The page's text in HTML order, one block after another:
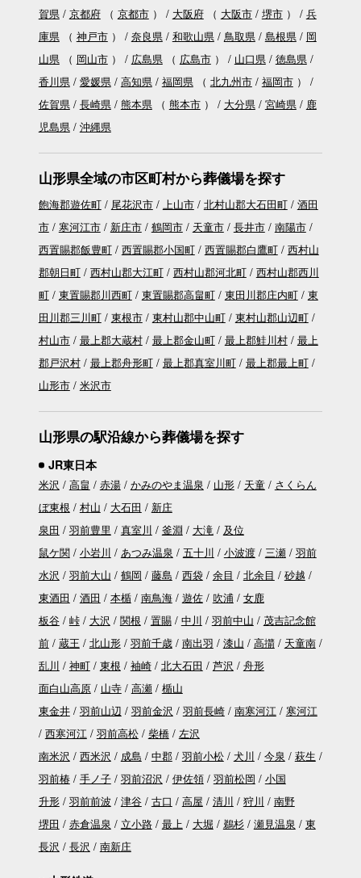
賀県
京都府（ 京都市） 大阪府（ 大阪市 堺市）
兵
庫県（ 神戸市） 奈良県 和歌山県 鳥取県 島根県
岡
山県（ 岡山市） 広島県（ 広島市） 山口県
徳島県
香川県
愛媛県 高知県 福岡県（ 北九州市 福岡市）
佐賀県
長崎県 熊本県（ 熊本市） 大分県 宮崎県
鹿
児島県
沖縄県
山形県全域の市区町村から葬儀場を探す
飽海郡遊佐町 尾花沢市 上山市 北村山郡大石田町
酒田
市
寒河江市 新庄市 鶴岡市 天童市 長井市
南陽市
西置賜郡飯豊町
西置賜郡小国町 西置賜郡白鷹町
西村山
郡朝日町
西村山郡大江町 西村山郡河北町
西村山郡西川
町
東置賜郡川西町 東置賜郡高畠町 東田川郡庄内町
東
田川郡三川町
東根市 東村山郡中山町
東村山郡山辺町
村山市
最上郡大蔵村 最上郡金山町 最上郡鮭川村
最上
郡戸沢村
最上郡舟形町 最上郡真室川町
最上郡最上町
山形市
米沢市
山形県の駅沿線から葬儀場を探す
JR東日本
米沢 高畠 赤湯 かみのやま温泉 山形 天童
さくらん
ぼ東根
村山 大石田
新庄
泉田
羽前豊里 真室川 釜淵 大滝
及位
鼠ケ関
小岩川 あつみ温泉 五十川 小波渡 三瀬
羽前
水沢
羽前大山 鶴岡 藤島 西袋 余目 北余目
砂越
東酒田
酒田 本楯 南鳥海 遊佐 吹浦
女鹿
板谷
峠 大沢 関根 置賜 中川 羽前中山
茂吉記念館
前
蔵王 北山形 羽前千歳 南出羽 漆山 高擶
天童南
乱川
神町 東根 袖崎 北大石田 芦沢
舟形
面白山高原
山寺 高瀬
楯山
東金井
羽前山辺 羽前金沢 羽前長崎 南寒河江
寒河江
西寒河江
羽前高松 柴橋
左沢
南米沢
西米沢 成島 中郡 羽前小松 犬川 今泉
萩生
羽前椿
手ノ子 羽前沼沢 伊佐領 羽前松岡
小国
升形
羽前前波 津谷 古口 高屋 清川 狩川
南野
堺田
赤倉温泉 立小路 最上 大堀 鵜杉 瀬見温泉
東
長沢
長沢 南新庄